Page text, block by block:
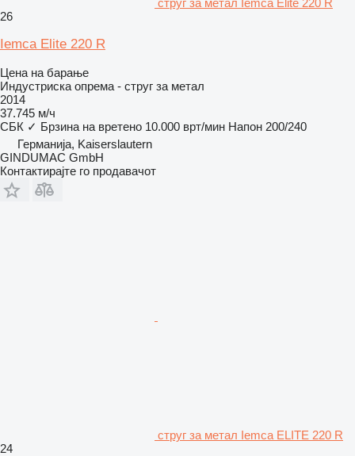
струг за метал Iemca Elite 220 R
26
Iemca Elite 220 R
Цена на барање
Индустриска опрема - струг за метал
2014
37.745 м/ч
СБК ✓ Брзина на вретено 10.000 врт/мин Напон 200/240
Германија, Kaiserslautern
GINDUMAC GmbH
Контактирајте го продавачот
струг за метал Iemca ELITE 220 R
24